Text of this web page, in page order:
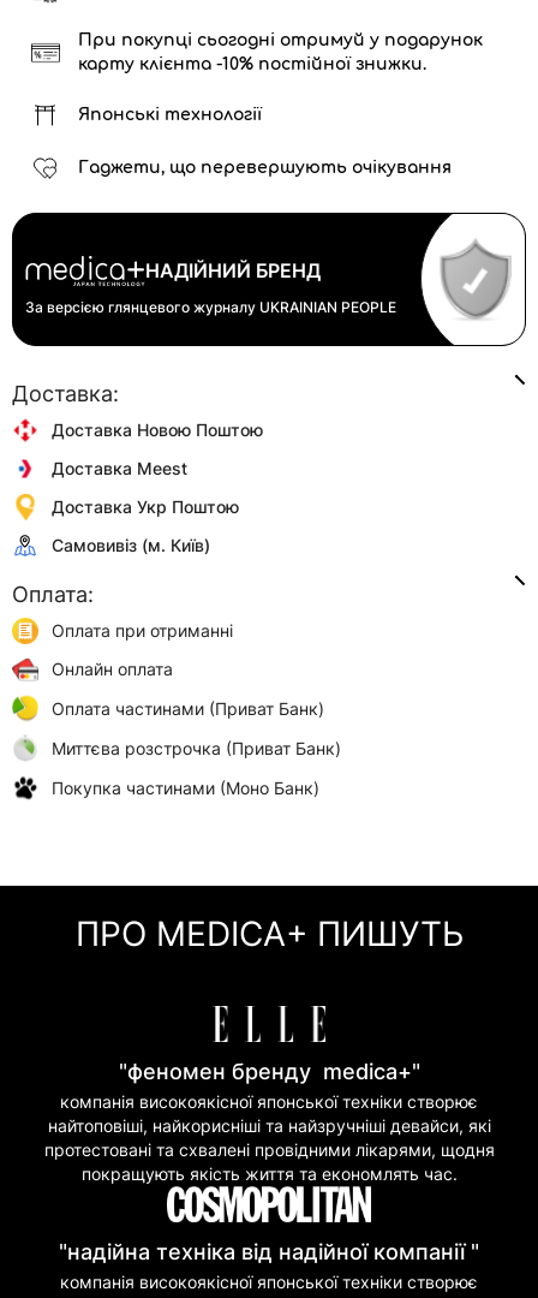
При покупці сьогодні отримуй у подарунок
карту клієнта -10% постійної знижки.
Японські технології
Гаджети, що перевершують очікування
НАДІЙНИЙ БРЕНД
За версією глянцевого журналу UKRAINIAN PEOPLE
Доставка:
Доставка Новою Поштою
Доставка Meest
Доставка Укр Поштою
Самовивіз (м. Київ)
Оплата:
Оплата при отриманні
Онлайн оплата
Оплата частинами (Приват Банк)
Миттєва розстрочка (Приват Банк)
Покупка частинами (Моно Банк)
ПРО MEDICA+ ПИШУТЬ
"феномен бренду medica+"
компанія високоякісної японської техніки створює
найтоповіші, найкорисніші та найзручніші девайси, які
протестовані та схвалені провідними лікарями, щодня
покращують якість життя та економлять час.
"надійна техніка від надійної компанії "
компанія високоякісної японської техніки створює